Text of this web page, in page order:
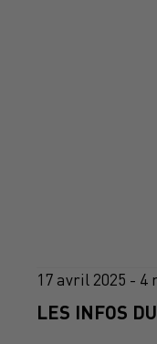
17 avril 2025 - 4
LES INFOS